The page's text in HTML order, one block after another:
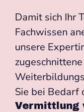
Damit sich Ihr
Fachwissen
unsere
Sie bei Bedarf
Vermittlung